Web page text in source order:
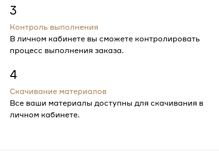
3
Контроль выполнения
В личном кабинете вы сможете контролировать
процесс выполнения заказа.
4
Скачивание материалов
Все ваши материалы доступны для скачивания в
личном кабинете.